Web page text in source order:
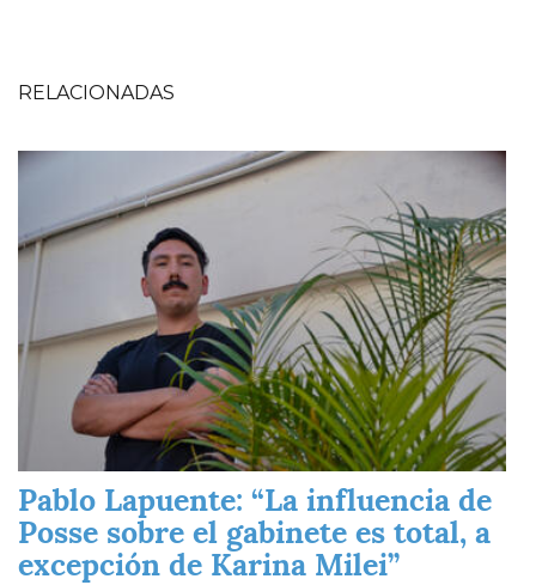
RELACIONADAS
Imagen
Pablo Lapuente: “La influencia de
Posse sobre el gabinete es total, a
excepción de Karina Milei”